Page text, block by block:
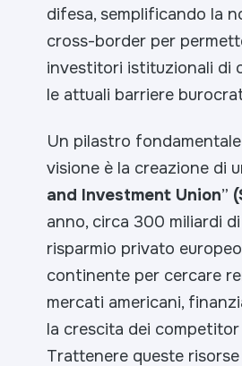
difesa, semplificando la
cross-border per
investitori istituzionali di
le attuali barriere
Un pilastro
visione è la creazione di
and Investment Union”
anno, circa 300 miliardi
risparmio privato
continente per cercare
mercati americani,
la crescita dei competitor
Trattenere queste